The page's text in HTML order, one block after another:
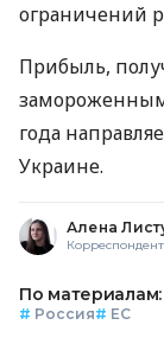
ограничений
Прибыль,
года
Украине.
Алена
По материалам:
# Россия# ЕС